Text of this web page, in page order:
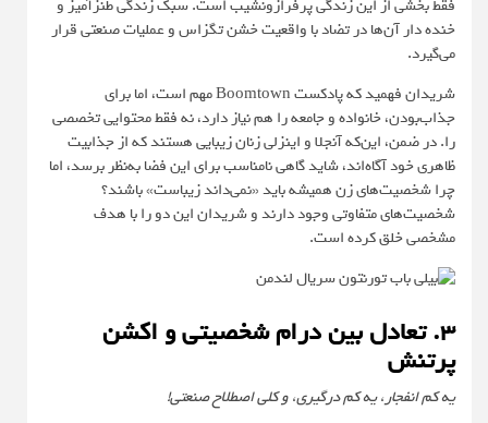
فقط بخشی از این زندگی پرفرازونشیب است. سبک زندگی طنزآمیز و
خنده دار آن‌ها در تضاد با واقعیت خشن تگزاس و عملیات صنعتی قرار
می‌گیرد.
شریدان فهمید که پادکست Boomtown مهم است، اما برای
جذاب‌بودن، خانواده و جامعه را هم نیاز دارد، نه فقط محتوایی تخصصی
را. در ضمن، این‌که آنجلا و اینزلی زنان زیبایی هستند که از جذابیت
ظاهری خود آگاه‌اند، شاید گاهی نامناسب برای این فضا به‌نظر برسد، اما
چرا شخصیت‌های زن همیشه باید «نمی‌داند زیباست» باشند؟
شخصیت‌های متفاوتی وجود دارند و شریدان این دو را با هدف
مشخصی خلق کرده است.
۳. تعادل بین درام شخصیتی و اکشن
پرتنش
یه کم انفجار، یه کم درگیری، و کلی اصطلاح صنعتی!